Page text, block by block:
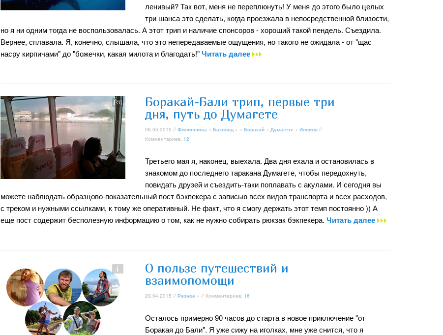
ленивый? Так вот, меня не переплюнуть! У меня до этого было целых
три шанса это сделать, когда проезжала в непосредственной близости,
но я ни одним тогда не воспользовалась. А этот трип и наличие спонсоров - хороший такой пендель. Съездила.
Вернее, сплавала. Я, конечно, слышала, что это непередаваемые ощущения, но такого не ожидала - от "щас
насру кирпичами" до "божечки, какая милота и благодать!"Читать далее
Боракай-Бали трип, первые три
дня, путь до Думагете
06.05.2015 // Филиппины » Баколод » + Боракай + Думагете + Илоило //
Комментариев: 12
Третьего мая я, наконец, выехала. Два дня ехала и остановилась в
знакомом до последнего таракана Думагете, чтобы передохнуть,
повидать друзей и съездить-таки поплавать с акулами. И сегодня вы
можете наблюдать образцово-показательный пост бэкпекера с записью всех видов транспорта и всех расходов,
с треком и нужными ссылками, к тому же оперативный. Не факт, что я смогу держать этот темп постоянно )) А
еще пост содержит бесполезную информацию о том, как не нужно собирать рюкзак бэкпекера. Читать далее
О пользе путешествий и
взаимопомощи
29.04.2015 // Разное » // Комментариев: 16
Осталось примерно 90 часов до старта в новое приключение "от
Боракая до Бали". Я уже сижу на иголках, мне уже снится, что я